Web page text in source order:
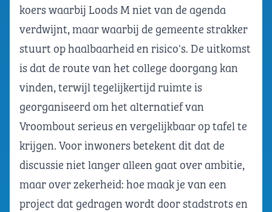
koers waarbij Loods M niet van de agenda
verdwijnt, maar waarbij de gemeente strakker
stuurt op haalbaarheid en risico's. De uitkomst
is dat de route van het college doorgang kan
vinden, terwijl tegelijkertijd ruimte is
georganiseerd om het alternatief van
Vroombout serieus en vergelijkbaar op tafel te
krijgen. Voor inwoners betekent dit dat de
discussie niet langer alleen gaat over ambitie,
maar over zekerheid: hoe maak je van een
project dat gedragen wordt door stadstrots en